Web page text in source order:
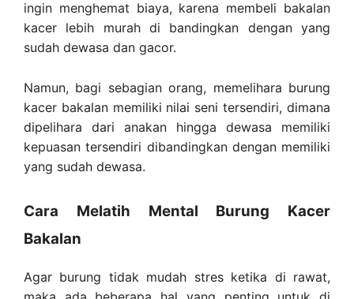
ingin menghemat biaya, karena membeli bakalan
kacer lebih murah di bandingkan dengan yang
sudah dewasa dan gacor.
Namun, bagi sebagian orang, memelihara burung
kacer bakalan memiliki nilai seni tersendiri, dimana
dipelihara dari anakan hingga dewasa memiliki
kepuasan tersendiri dibandingkan dengan memiliki
yang sudah dewasa.
Cara Melatih Mental Burung Kacer
Bakalan
Agar burung tidak mudah stres ketika di rawat,